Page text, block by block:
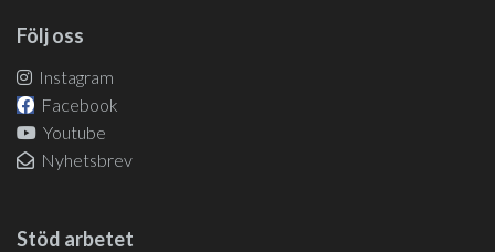
Följ oss
Instagram
Facebook
Youtube
Nyhetsbrev
Stöd arbetet